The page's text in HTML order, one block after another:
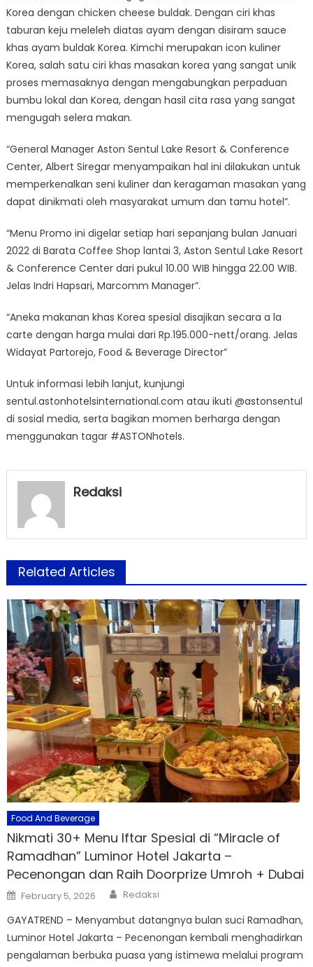
Korea dengan chicken cheese buldak. Dengan ciri khas
taburan keju meleleh diatas ayam dengan disiram sauce
khas ayam buldak Korea. Kimchi merupakan icon kuliner
Korea, salah satu ciri khas masakan korea yang sangat unik
proses memasaknya dengan mengabungkan perpaduan
bumbu lokal dan Korea, dengan hasil cita rasa yang sangat
mengugah selera makan.
“General Manager Aston Sentul Lake Resort & Conference
Center, Albert Siregar menyampaikan hal ini dilakukan untuk
memperkenalkan seni kuliner dan keragaman masakan yang
dapat dinikmati oleh masyarakat umum dan tamu hotel”.
“Menu Promo ini digelar setiap hari sepanjang bulan Januari
2022 di Barata Coffee Shop lantai 3, Aston Sentul Lake Resort
& Conference Center dari pukul 10.00 WIB hingga 22.00 WIB.
Jelas Indri Hapsari, Marcomm Manager”.
“Aneka makanan khas Korea spesial disajikan secara a la
carte dengan harga mulai dari Rp.195.000-nett/orang. Jelas
Widayat Partorejo, Food & Beverage Director”
Untuk informasi lebih lanjut, kunjungi
sentul.astonhotelsinternational.com atau ikuti @astonsentul
di sosial media, serta bagikan momen berharga dengan
menggunakan tagar #ASTONhotels.
Redaksi
Related Articles
Food And Beverage
Nikmati 30+ Menu Iftar Spesial di “Miracle of
Ramadhan” Luminor Hotel Jakarta –
Pecenongan dan Raih Doorprize Umroh + Dubai
Posted
on
February 5, 2026 Author
Redaksi
GAYATREND – Menyambut datangnya bulan suci Ramadhan,
Luminor Hotel Jakarta – Pecenongan kembali menghadirkan
pengalaman berbuka puasa yang istimewa melalui program